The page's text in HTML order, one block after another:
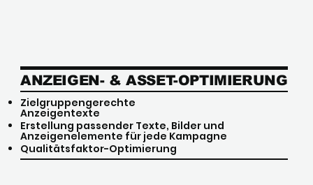
ANZEIGEN- & ASSET-OPTIMIERUNG
Zielgruppengerechte
Anzeigentexte
Erstellung passender Texte, Bilder und
Anzeigenelemente für jede Kampagne
Qualitätsfaktor-Optimierung